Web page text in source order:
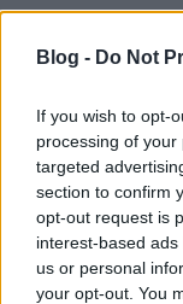
Blog - Do Not
If you wish to opt-
processing of
targeted
section to confirm
opt-out request is
interest-based
us or personal
your opt-out. You
Csizmazia Darab
Ha klasszikus
mindenkinek a
azonnal: e-
fertőzött
rosszindulatú
javítatlan
weboldalak és…